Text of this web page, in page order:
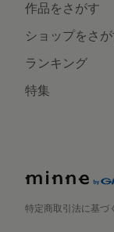
作品をさがす
ショップをさ
ランキング
特集
特定商取引法に基づ